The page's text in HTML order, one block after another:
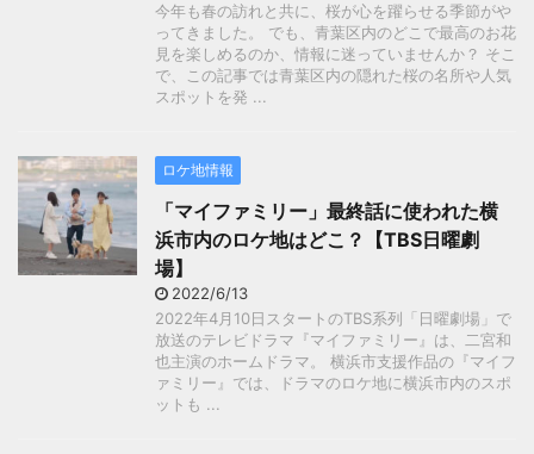
今年も春の訪れと共に、桜が心を躍らせる季節がや
ってきました。 でも、青葉区内のどこで最高のお花
見を楽しめるのか、情報に迷っていませんか？ そこ
で、この記事では青葉区内の隠れた桜の名所や人気
スポットを発 ...
ロケ地情報
「マイファミリー」最終話に使われた横
浜市内のロケ地はどこ？【TBS日曜劇
場】
2022/6/13
2022年4月10日スタートのTBS系列「日曜劇場」で
放送のテレビドラマ『マイファミリー』は、二宮和
也主演のホームドラマ。 横浜市支援作品の『マイフ
ァミリー』では、ドラマのロケ地に横浜市内のスポ
ットも ...